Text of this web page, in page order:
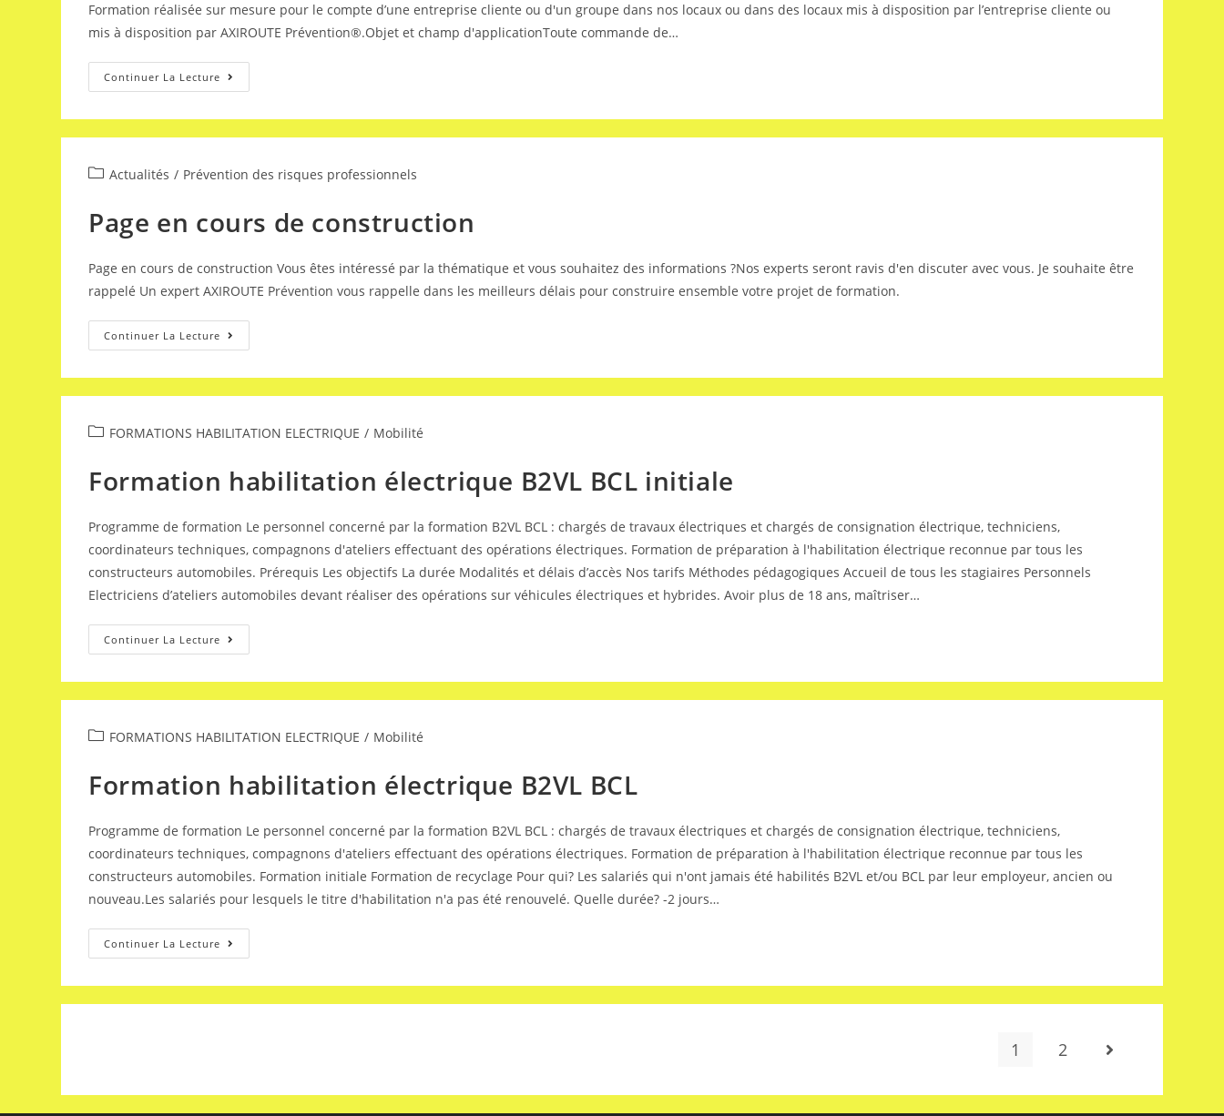
Formation réalisée sur mesure pour le compte d’une entreprise cliente ou d'un groupe dans nos locaux ou dans des locaux mis à disposition par l’entreprise cliente ou
mis à disposition par AXIROUTE Prévention®.Objet et champ d'applicationToute commande de…
Continuer La Lecture
Actualités / Prévention des risques professionnels
Page en cours de construction
Page en cours de construction Vous êtes intéressé par la thématique et vous souhaitez des informations ?Nos experts seront ravis d'en discuter avec vous. Je souhaite être
rappelé Un expert AXIROUTE Prévention vous rappelle dans les meilleurs délais pour construire ensemble votre projet de formation.
Continuer La Lecture
FORMATIONS HABILITATION ELECTRIQUE​ / Mobilité
Formation habilitation électrique B2VL BCL initiale
Programme de formation Le personnel concerné par la formation B2VL BCL : chargés de travaux électriques et chargés de consignation électrique, techniciens,
coordinateurs techniques, compagnons d'ateliers effectuant des opérations électriques. Formation de préparation à l'habilitation électrique reconnue par tous les
constructeurs automobiles. Prérequis Les objectifs La durée Modalités et délais d’accès Nos tarifs Méthodes pédagogiques Accueil de tous les stagiaires Personnels
Electriciens d’ateliers automobiles devant réaliser des opérations sur véhicules électriques et hybrides. Avoir plus de 18 ans, maîtriser…
Continuer La Lecture
FORMATIONS HABILITATION ELECTRIQUE​ / Mobilité
Formation habilitation électrique B2VL BCL
Programme de formation Le personnel concerné par la formation B2VL BCL : chargés de travaux électriques et chargés de consignation électrique, techniciens,
coordinateurs techniques, compagnons d'ateliers effectuant des opérations électriques. Formation de préparation à l'habilitation électrique reconnue par tous les
constructeurs automobiles. Formation initiale Formation de recyclage Pour qui? Les salariés qui n'ont jamais été habilités B2VL et/ou BCL par leur employeur, ancien ou
nouveau.Les salariés pour lesquels le titre d'habilitation n'a pas été renouvelé. Quelle durée? -2 jours…
Continuer La Lecture
1 2